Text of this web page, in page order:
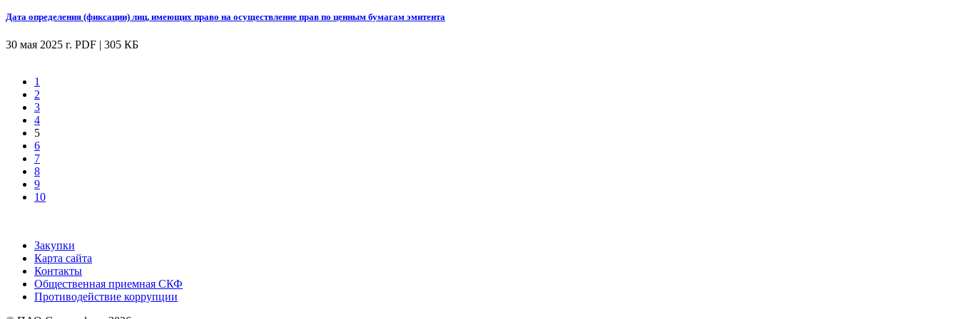
Дата определения (фиксации) лиц, имеющих право на осуществление прав по ценным бумагам эмитента
30 мая 2025 г. PDF | 305 КБ
1
2
3
4
5
6
7
8
9
10
Закупки
Карта сайта
Контакты
Общественная приемная СКФ
Противодействие коррупции